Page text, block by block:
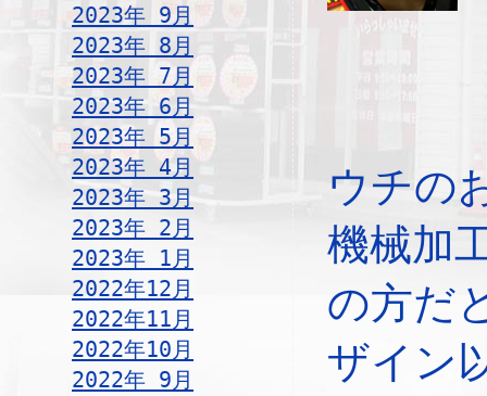
2023年 9月
2023年 8月
2023年 7月
2023年 6月
2023年 5月
2023年 4月
2023年 3月
2023年 2月
2023年 1月
2022年12月
2022年11月
2022年10月
2022年 9月
ウチの
機械加
の方だ
ザイン